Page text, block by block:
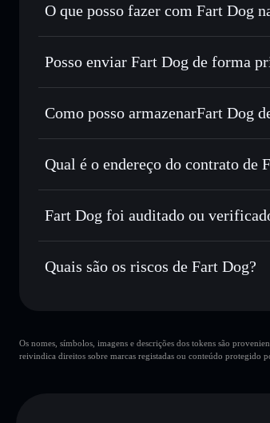
O que posso fazer com Fart Dog
Fart Dog
Carteira Solflare
Trocar instantaneamente— trocar
Utilizar DCA— investir de forma
Enviar de forma privada— transferir
Privacidade integrado da Solflare
Posso enviar Fart Dog de forma
Agregador
Como posso armazenarFart Dog
Fart
Qual é o endereço do contrato de
Carteira Solflare
Fart Dog foi auditado ou
Fart Dog não está verificado
Quais são os riscos de Fart Dog?
Os nomes, símbolos, imagens e descrições dos tokens são
reivindica direitos sobre marcas registadas ou conteúdo protegido